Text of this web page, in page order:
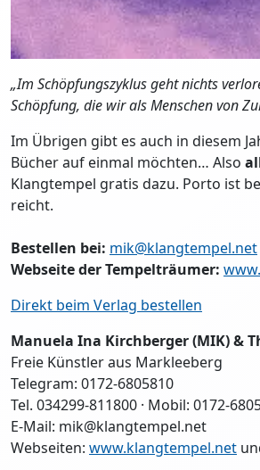
„Im Schöpfungszyklus geht nichts
Schöpfung, die wir als Menschen von
Im Übrigen gibt es auch in diesem
Bücher auf einmal möchten… Also
Klangtempel gratis dazu. Porto ist
reicht.
Bestellen bei: mik@klangtempel.net
Webseite der Tempelträumer:
Direkt beim Verlag bestellen
Manuela Ina Kirchberger (MIK) &
Freie Künstler aus Markleeberg
Telegram: 0172-6805810
Tel. 034299-811800 · Mobil: 0172-
E-Mail: mik@klangtempel.net
Webseiten: www.klangtempel.net